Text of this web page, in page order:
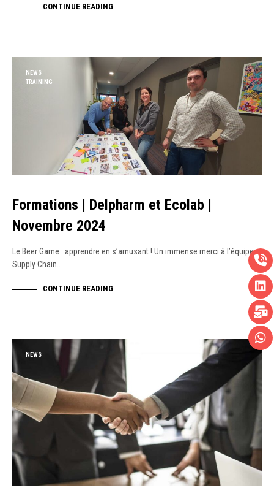
CONTINUE READING
NEWS
TRAINING
Formations | Delpharm et Ecolab |
Novembre 2024
Le Beer Game : apprendre en s’amusant ! Un immense merci à l’équipe
Supply Chain…
CONTINUE READING
NEWS